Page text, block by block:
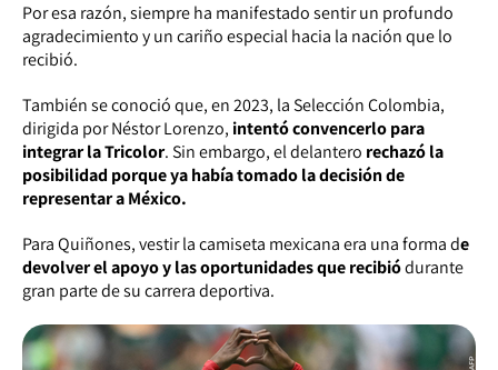
Por esa razón, siempre ha manifestado sentir un profundo
agradecimiento y un cariño especial hacia la nación que lo
recibió.
También se conoció que, en 2023, la Selección Colombia,
dirigida por Néstor Lorenzo, intentó convencerlo para
integrar la Tricolor. Sin embargo, el delantero rechazó la
posibilidad porque ya había tomado la decisión de
representar a México.
Para Quiñones, vestir la camiseta mexicana era una forma de
devolver el apoyo y las oportunidades que recibiódurante
gran parte de su carrera deportiva.